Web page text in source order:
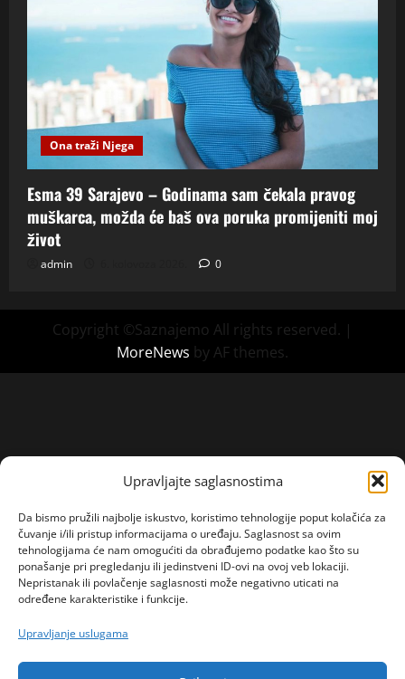
Upravljajte saglasnostima
Da bismo pružili najbolje iskustvo, koristimo tehnologije poput kolačića za
čuvanje i/ili pristup informacijama o uređaju. Saglasnost sa ovim
tehnologijama će nam omogućiti da obrađujemo podatke kao što su
ponašanje pri pregledanju ili jedinstveni ID-ovi na ovoj veb lokaciji.
Nepristanak ili povlačenje saglasnosti može negativno uticati na
određene karakteristike i funkcije.
Upravljanje uslugama
Ona traži Njega
Esma 39 Sarajevo – Godinama sam čekala pravog
muškarca, možda će baš ova poruka promijeniti moj
život
admin 0
Copyright ©Saznajemo All rights reserved. |
MoreNews by AF themes.